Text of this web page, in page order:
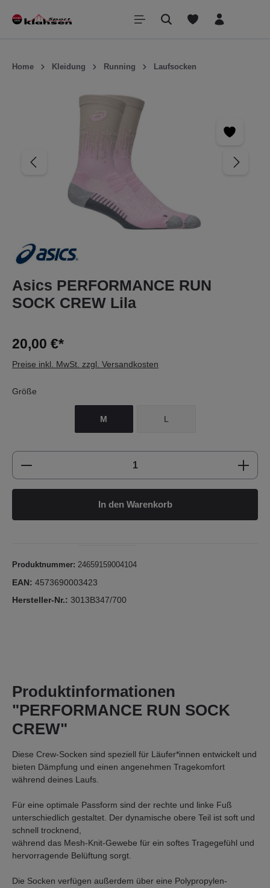
springen
Home Kleidung Running Laufsocken
Asics PERFORMANCE RUN
SOCK CREW Lila
20,00 €*
Preise inkl. MwSt. zzgl. Versandkosten
Größe
M L
Produkt Anzahl: Gib den gewünschten
In den Warenkorb
Produktnummer: 24659159004104
EAN: 4573690003423
Hersteller-Nr.: 3013B347/700
Produktinformationen
"PERFORMANCE RUN SOCK
CREW"
Diese Crew-Socken sind speziell für Läufer*innen entwickelt und
bieten Dämpfung und einen angenehmen Tragekomfort
während deines Laufs.
Für eine optimale Passform sind der rechte und linke Fuß
unterschiedlich gestaltet. Der dynamische obere Teil ist soft und
schnell trocknend,
während das Mesh-Knit-Gewebe für ein softes Tragegefühl und
hervorragende Belüftung sorgt.
Die Socken verfügen außerdem über eine Polypropylen-